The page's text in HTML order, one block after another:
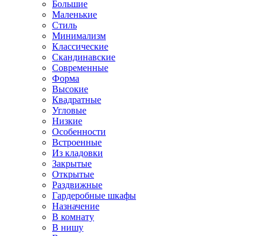
Большие
Маленькие
Стиль
Минимализм
Классические
Скандинавские
Современные
Форма
Высокие
Квадратные
Угловые
Низкие
Особенности
Встроенные
Из кладовки
Закрытые
Открытые
Раздвижные
Гардеробные шкафы
Назначение
В комнату
В нишу